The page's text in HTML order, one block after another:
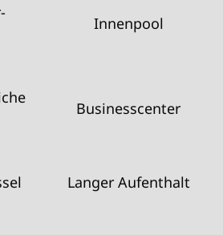
Innenpool
Business­center
Langer Aufenthalt